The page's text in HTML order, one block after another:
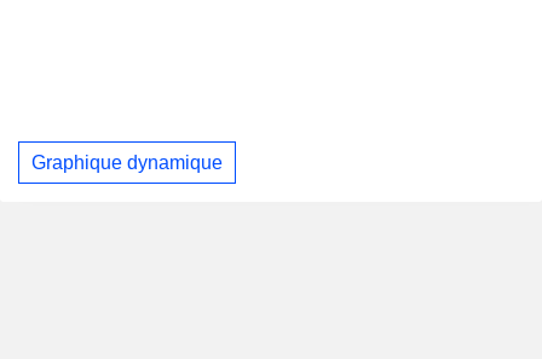
Graphique dynamique